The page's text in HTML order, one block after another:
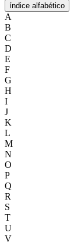
índice alfabético
A
B
C
D
E
F
G
H
I
J
K
L
M
N
O
P
Q
R
S
T
U
V